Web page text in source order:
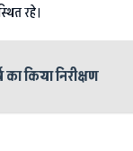
रहे।
किया निरीक्षण